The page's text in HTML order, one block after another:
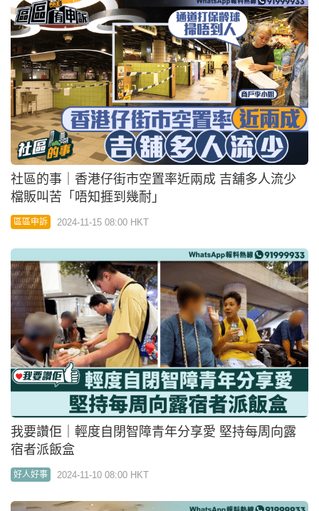
社區的事｜香港仔街市空置率近兩成 吉舖多人流少
檔販叫苦「唔知捱到幾耐」
區區申訴 2024-11-15 08:00 HKT
我要讚佢｜輕度自閉智障青年分享愛 堅持每周向露
宿者派飯盒
好人好事 2024-11-10 08:00 HKT